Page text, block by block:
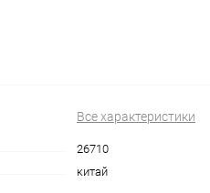
Все характеристики
26710
китай